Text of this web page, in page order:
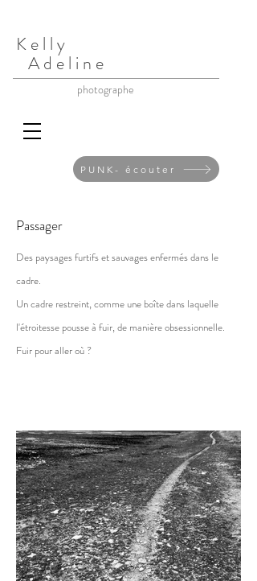
K e l l y
A d e l i n e
photographe
PUNK- écouter
Passager
Des paysages furtifs et sauvages enfermés dans le
cadre.
Un cadre restreint, comme une boîte dans laquelle
l'étroitesse pousse à fuir, de manière obsessionnelle.
Fuir pour aller où ?